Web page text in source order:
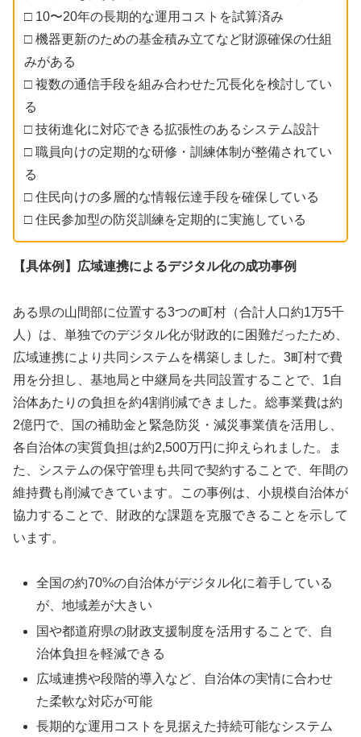
□ 10〜20年の長期的な運用コストを試算済み
□ 機器更新のための基金積み立てなど財源確保の仕組
みがある
□ 複数の通信手段を組み合わせた冗長化を検討してい
る
□ 技術進化に対応できる拡張性のあるシステム設計
□ 職員向けの定期的な研修・訓練体制が整備されてい
る
□ 住民向けの多層的な情報伝達手段を確保している
□ 住民参加型の防災訓練を定期的に実施している
【具体例】広域連携によるデジタル化の成功事例
ある県の山間部に位置する3つの町村（合計人口約1万5千
人）は、単独でのデジタル化が財政的に困難だったため、
広域連携により共同システムを構築しました。3町村で費
用を分担し、基地局と中継局を共同設置することで、1自
治体あたりの負担を約4割削減できました。総事業費は約
2億円で、国の補助金と緊急防災・減災事業債を活用し、
各自治体の実質負担は約2,500万円に抑えられました。ま
た、システムの保守管理も共同で契約することで、年間の
維持費も削減できています。この事例は、小規模自治体が
協力することで、財政的な課題を克服できることを示して
います。
全国の約70%の自治体がデジタル化に着手している
が、地域差が大きい
国や都道府県の財政支援制度を活用することで、自
治体負担を軽減できる
広域連携や段階的導入など、自治体の実情に合わせ
た柔軟な対応が可能
長期的な運用コストを見据えた持続可能なシステム